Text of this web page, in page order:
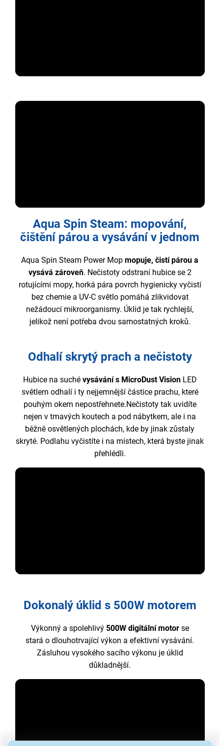
Aqua Spin Steam: mopování,
čištění párou a vysávání v jednom
Aqua Spin Steam Power Mopmopuje, čistí párou a
vysává zároveň. Nečistoty odstraní hubice se 2
rotujícími mopy, horká pára povrch hygienicky vyčistí
bez chemie a UV-C světlo pomáhá zlikvidovat
nežádoucí mikroorganismy. Úklid je tak rychlejší,
jelikož není potřeba dvou samostatných kroků.
Odhalí skrytý prach a nečistoty
Hubice na suché vysávání s MicroDust VisionLED
světlem odhalí i ty nejjemnější částice prachu, které
pouhým okem nepostřehnete.Nečistoty tak uvidíte
nejen v tmavých koutech a pod nábytkem, ale i na
běžně osvětlených plochách, kde by jinak zůstaly
skryté. Podlahu vyčistíte i na místech, která byste jinak
přehlédli.
Dokonalý úklid s 500W motorem
Výkonný a spolehlivý 500W digitální motorse
stará o dlouhotrvající výkon a efektivní vysávání.
Zásluhou vysokého sacího výkonu je úklid
důkladnější.